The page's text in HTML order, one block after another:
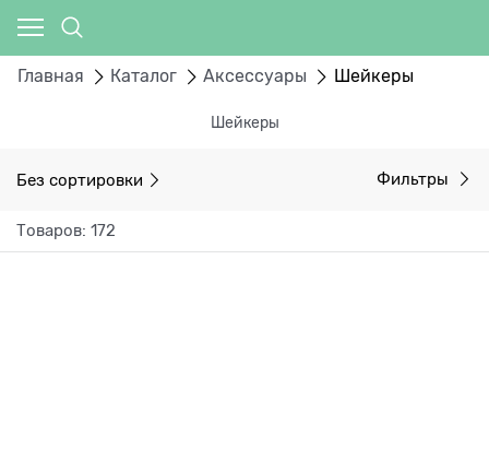
Главная Каталог Аксессуары Шейкеры
Шейкеры
Без сортировки Фильтры
Товаров: 172